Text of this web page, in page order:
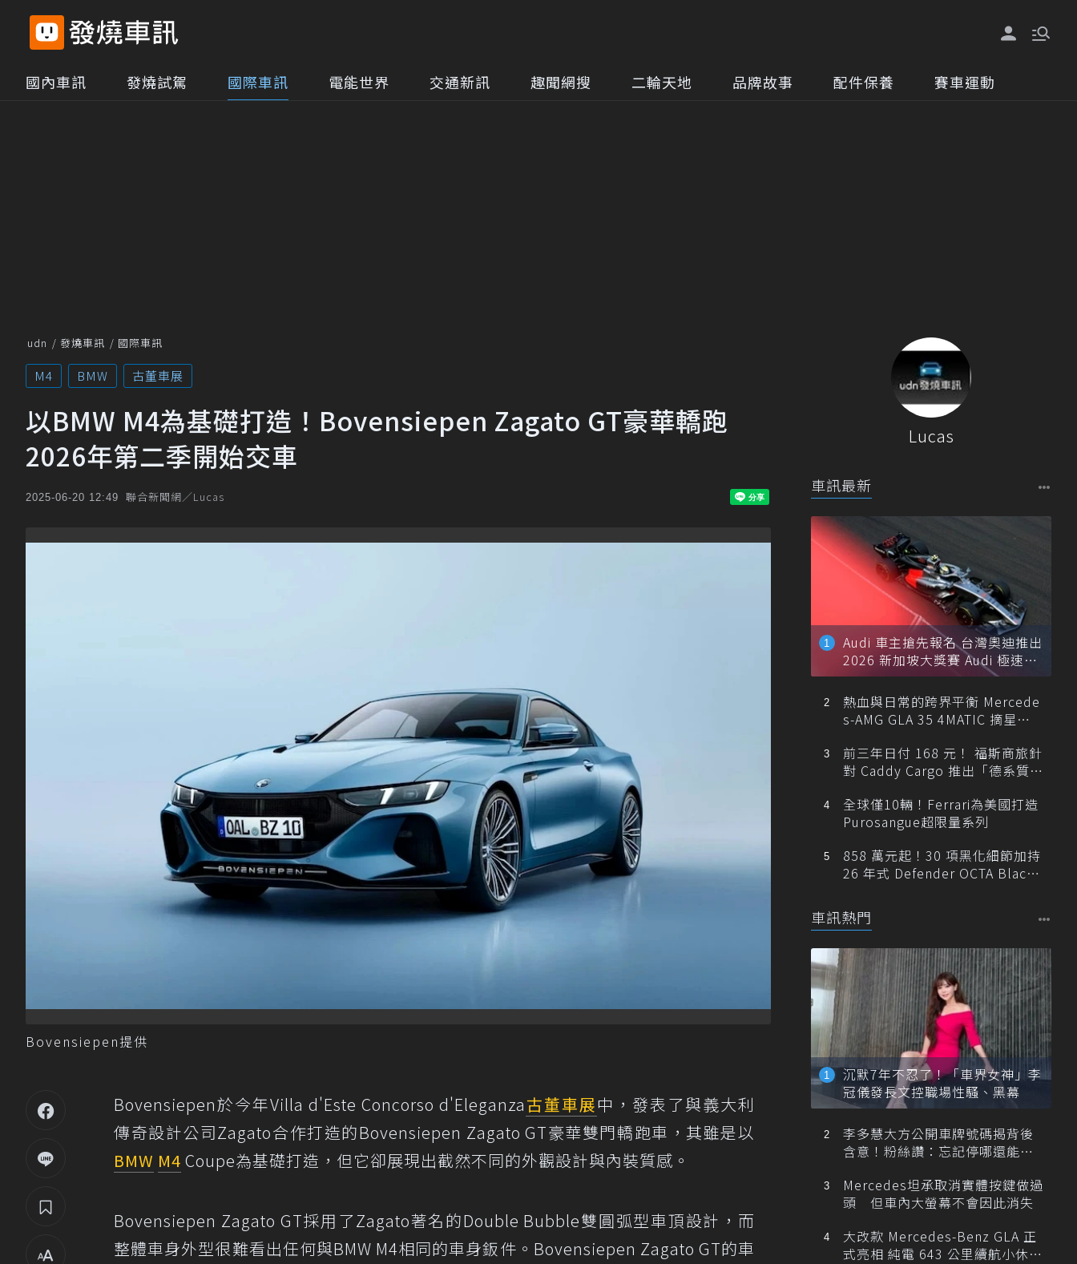
國內車訊 發燒試駕 國際車訊 電能世界 交通新訊 趣聞網搜 二輪天地 品牌故事 配件保養 賽車運動
udn 發燒車訊 國際車訊
M4 BMW 古董車展
以BMW M4為基礎打造！Bovensiepen Zagato GT豪華轎跑
2026年第二季開始交車
2025-06-20 12:49 聯合新聞網／Lucas
Bovensiepen提供
Bovensiepen於今年Villa d'Este Concorso d'Eleganza古董車展中，發表了與義大利
傳奇設計公司Zagato合作打造的Bovensiepen Zagato GT豪華雙門轎跑車，其雖是以
BMW M4 Coupe為基礎打造，但它卻展現出截然不同的外觀設計與內裝質感。
Bovensiepen Zagato GT採用了Zagato著名的Double Bubble雙圓弧型車頂設計，而
整體車身外型很難看出任何與BMW M4相同的車身鈑件。Bovensiepen Zagato GT的車
Lucas
車訊最新
Audi 車主搶先報名 台灣奧迪推出
2026 新加坡大獎賽 Audi 極速之
旅
熱血與日常的跨界平衡 Mercede
s-AMG GLA 35 4MATIC 摘星版
前三年日付 168 元！ 福斯商旅針
對 Caddy Cargo 推出「德系質感
全球僅10輛！Ferrari為美國打造
Purosangue超限量系列
858 萬元起！30 項黑化細節加持
26 年式 Defender OCTA Black
車訊熱門
沉默7年不忍了！「車界女神」李
冠儀發長文控職場性騷、黑幕
李多慧大方公開車牌號碼揭背後
含意！粉絲讚：忘記停哪還能幫
Mercedes坦承取消實體按鍵做過
頭 但車內大螢幕不會因此消失
大改款 Mercedes-Benz GLA 正
式亮相 純電 643 公里續航小休